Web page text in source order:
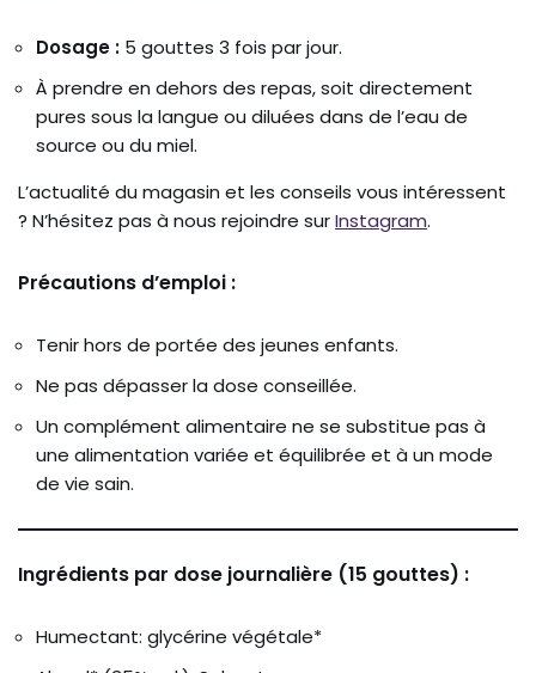
Dosage : 5 gouttes 3 fois par jour.
À prendre en dehors des repas, soit directement
pures sous la langue ou diluées dans de l’eau de
source ou du miel.
L’actualité du magasin et les conseils vous intéressent
? N’hésitez pas à nous rejoindre surInstagram.
Précautions d’emploi :
Tenir hors de portée des jeunes enfants.
Ne pas dépasser la dose conseillée.
Un complément alimentaire ne se substitue pas à
une alimentation variée et équilibrée et à un mode
de vie sain.
Ingrédients par dose journalière (15 gouttes) :
Humectant: glycérine végétale*